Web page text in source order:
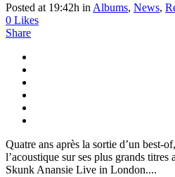
Posted at 19:42h in Albums, News,
0 Likes
Share
Quatre ans après la sortie d’un best-
l’acoustique sur ses plus grands
Skunk Anansie Live in London....